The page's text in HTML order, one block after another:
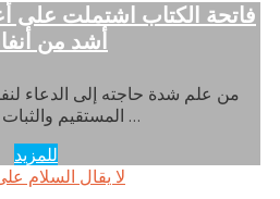
فاتحة الكتاب اشتملت على
أشد من
من علم شدة حاجته إلى الدعاء
المستقيم والثبات عليه ، لن …
للمزيد